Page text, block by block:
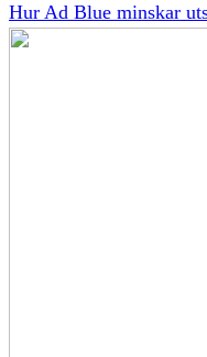
Hur Ad Blue minskar